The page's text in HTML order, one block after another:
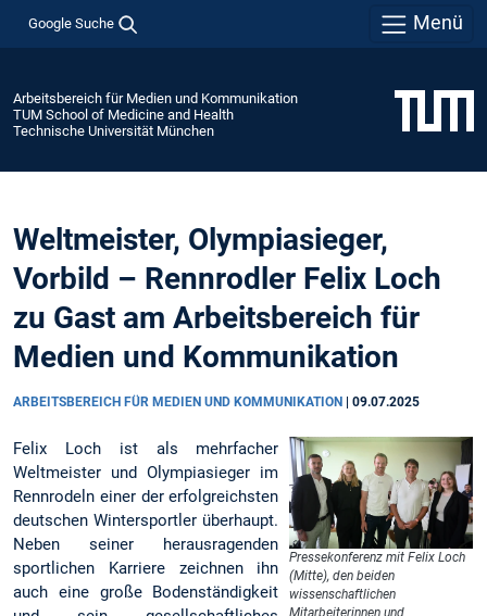
Google Suche Menü
Arbeitsbereich für Medien und Kommunikation
TUM School of Medicine and Health
Technische Universität München
Weltmeister, Olympiasieger,
Vorbild – Rennrodler Felix Loch
zu Gast am Arbeitsbereich für
Medien und Kommunikation
ARBEITSBEREICH FÜR MEDIEN UND KOMMUNIKATION 09.07.2025
Pressekonferenz mit Felix Loch
(Mitte), den beiden
wissenschaftlichen
Felix Loch ist als mehrfacher
Weltmeister und Olympiasieger im
Rennrodeln einer der erfolgreichsten
deutschen Wintersportler überhaupt.
Neben seiner herausragenden
sportlichen Karriere zeichnen ihn
auch eine große Bodenständigkeit